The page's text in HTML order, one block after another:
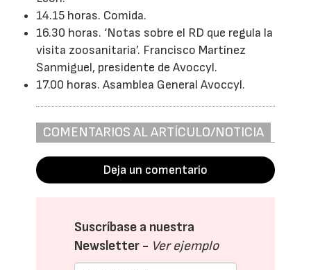
14.15 horas. Comida.
16.30 horas. ‘Notas sobre el RD que regula la
visita zoosanitaria’. Francisco Martínez
Sanmiguel, presidente de Avoccyl.
17.00 horas. Asamblea General Avoccyl.
COMENTARIOS AL ARTÍCULO/NOTICIA
Deja un comentario
Suscríbase a nuestra
Newsletter - Ver ejemplo